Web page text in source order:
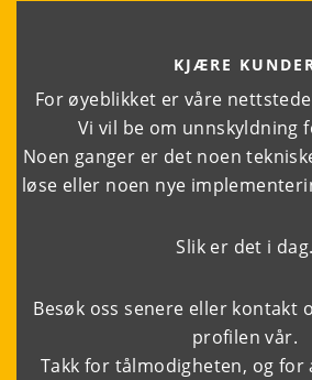
KJÆRE
For øyeblikket er våre
Vi vil be om unnskyldning
Noen ganger er det noen
løse eller noen nye
Slik er det i dag.
Besøk oss senere eller kontakt
profilen vår.
Takk for tålmodigheten, og for